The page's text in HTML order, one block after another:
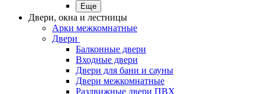
Еще
Двери, окна и лестницы
Арки межкомнатные
Двери
Балконные двери
Входные двери
Двери для бани и сауны
Двери межкомнатные
Раздвижные двери ПВХ